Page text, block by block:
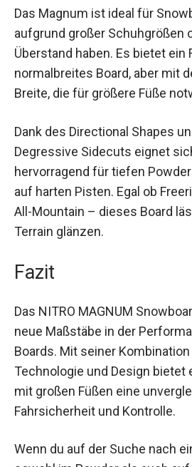
Das Magnum ist ideal für
aufgrund großer Schuhgrößen
Überstand haben. Es bietet ein
normalbreites Board, aber mit
Dank des Directional Shapes
Degressive Sidecuts eignet
hervorragend für tiefen
auf harten Pisten. Egal ob
All-Mountain – dieses Board
Fazit
Das NITRO MAGNUM
setzt neue Maßstäbe in der
Wide Boards. Mit seiner
Technologie und Design bietet
mit großen Füßen eine
Wenn du auf der Suche nach